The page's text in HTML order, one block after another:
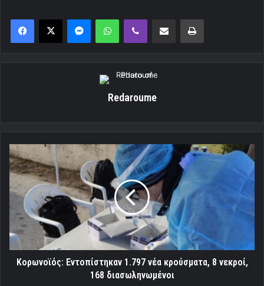
MessengerWhatsAppViber Κοινοποίηση μέσω ηλεκτρονικού ταχυδρομείουΕκτύπωση
Redaroume
Κορωνοϊός:
Εντοπίστηκαν
1.797
νέα
κρούσματα,
8
νεκροί,
168
διασωληνωμένοι
Κορωνοϊός: Εντοπίστηκαν 1.797 νέα κρούσματα, 8 νεκροί,
168 διασωληνωμένοι